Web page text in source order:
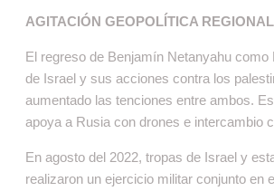
AGITACIÓN GEOPOLÍTICA REGIONAL
El regreso de Benjamín Netanyahu como
de Israel y sus acciones contra los
aumentado las tenciones entre ambos.
apoya a Rusia con drones e intercambio
En agosto del 2022, tropas de Israel y
realizaron un ejercicio militar conjunto en